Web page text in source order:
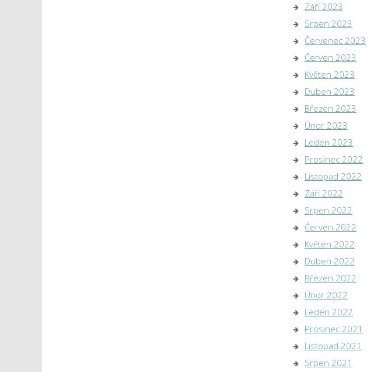
Září 2023
Srpen 2023
Červenec 2023
Červen 2023
Květen 2023
Duben 2023
Březen 2023
Únor 2023
Leden 2023
Prosinec 2022
Listopad 2022
Září 2022
Srpen 2022
Červen 2022
Květen 2022
Duben 2022
Březen 2022
Únor 2022
Leden 2022
Prosinec 2021
Listopad 2021
Srpen 2021